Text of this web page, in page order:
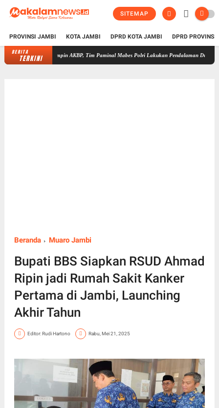
SITEMAP
PROVINSI JAMBI KOTA JAMBI DPRD KOTA JAMBI DPRD
BERITA
TERKINI
Dipimpin AKBP, Tim Paminal Mabes Polri Lakukan Pendalaman Dugaan Penipuan
Beranda Muaro Jambi
Bupati BBS Siapkan RSUD Ahmad
Ripin jadi Rumah Sakit Kanker
Pertama di Jambi, Launching
Akhir Tahun
Editor: Rudi Hartono Rabu, Mei 21, 2025